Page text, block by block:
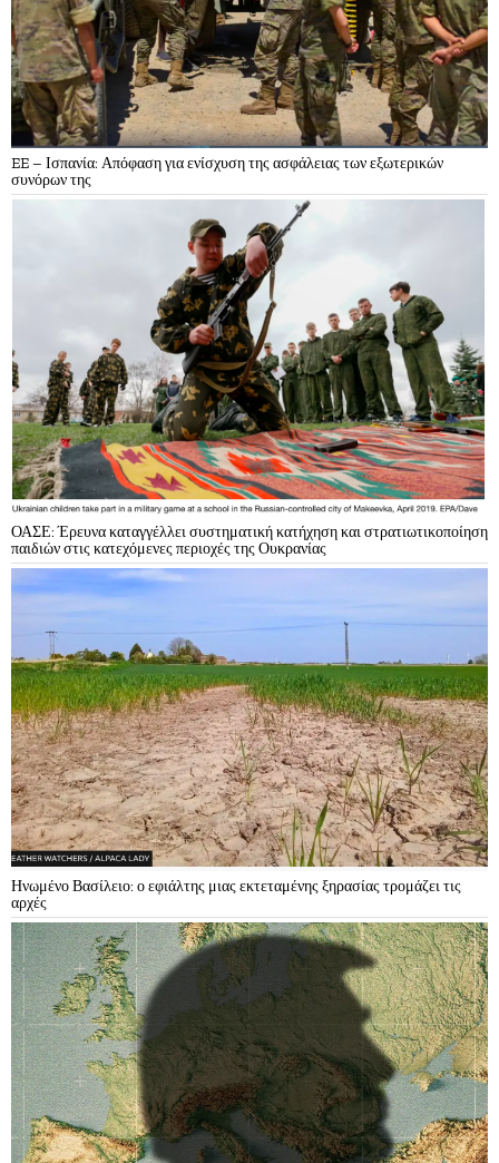
EE – Ισπανία: Απόφαση για ενίσχυση της ασφάλειας των εξωτερικών
συνόρων της
ΟΑΣΕ: Έρευνα καταγγέλλει συστηματική κατήχηση και στρατιωτικοποίηση
παιδιών στις κατεχόμενες περιοχές της Ουκρανίας
Ηνωμένο Βασίλειο: ο εφιάλτης μιας εκτεταμένης ξηρασίας τρομάζει τις
αρχές